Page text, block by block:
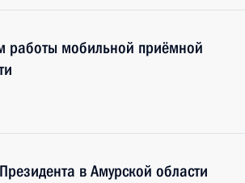
работы мобильной приёмной
в Амурской области